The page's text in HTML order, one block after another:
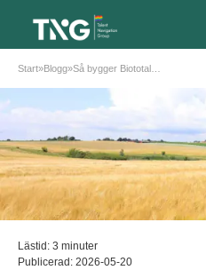
Start»Blogg»
Lästid: 3 minuter
Publicerad: 2026-05-20